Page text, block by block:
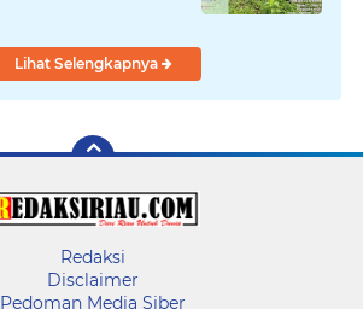
Lihat Selengkapnya
Redaksi
Disclaimer
Pedoman Media Siber